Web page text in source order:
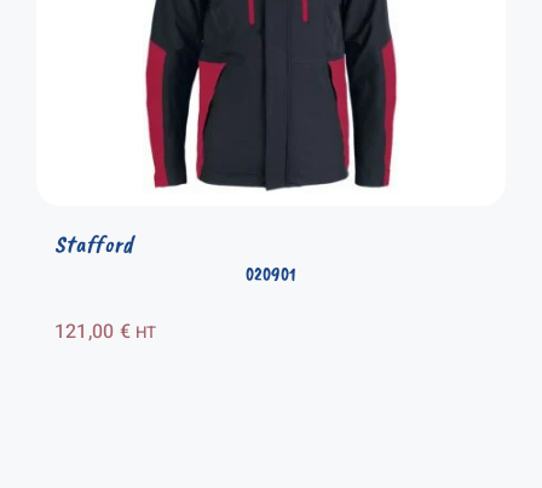
020901
Stafford
121,00 € HT